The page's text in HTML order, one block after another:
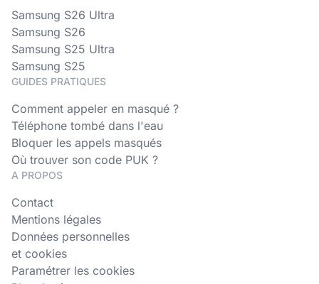
Samsung S26 Ultra
Samsung S26
Samsung S25 Ultra
Samsung S25
GUIDES PRATIQUES
Comment appeler en masqué ?
Téléphone tombé dans l'eau
Bloquer les appels masqués
Où trouver son code PUK ?
A PROPOS
Contact
Mentions légales
Données personnelles
et cookies
Paramétrer les cookies